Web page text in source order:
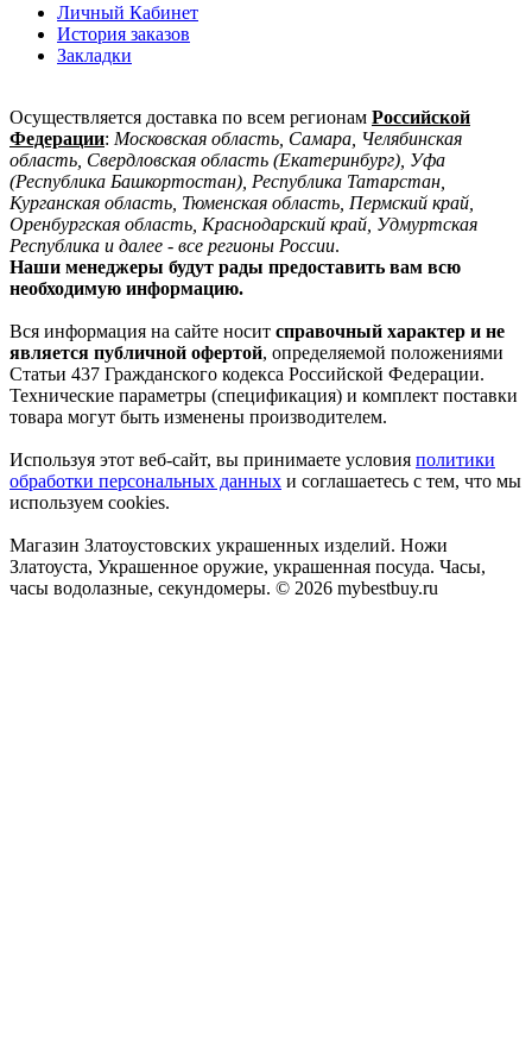
Личный Кабинет
История заказов
Закладки
Осуществляется доставка по всем регионам Российской
Федерации: Московская область, Самара, Челябинская
область, Свердловская область (Екатеринбург), Уфа
(Республика Башкортостан), Республика Татарстан,
Курганская область, Тюменская область, Пермский край,
Оренбургская область, Краснодарский край, Удмуртская
Республика и далее - все регионы России.
Наши менеджеры будут рады предоставить вам всю
необходимую информацию.
Вся информация на сайте носит справочный характер и не
является публичной офертой, определяемой положениями
Статьи 437 Гражданского кодекса Российской Федерации.
Технические параметры (спецификация) и комплект поставки
товара могут быть изменены производителем.
Используя этот веб-сайт, вы принимаете условия политики
обработки персональных данных и соглашаетесь с тем, что мы
используем cookies.
Магазин Златоустовских украшенных изделий. Ножи
Златоуста, Украшенное оружие, украшенная посуда. Часы,
часы водолазные, секундомеры. © 2026 mybestbuy.ru